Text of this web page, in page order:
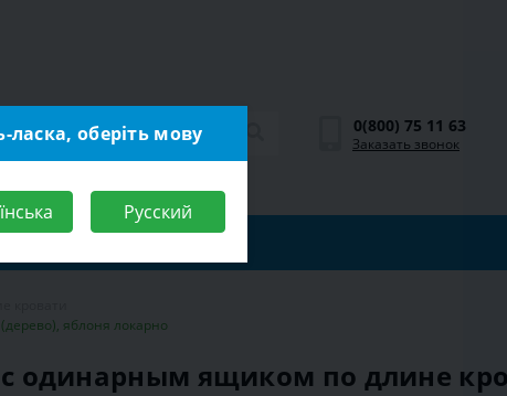
0(800) 75 11 63
Заказать звонок
яблоня локарно
одинарным ящиком по длине
ласка, оберіть мову
Русский